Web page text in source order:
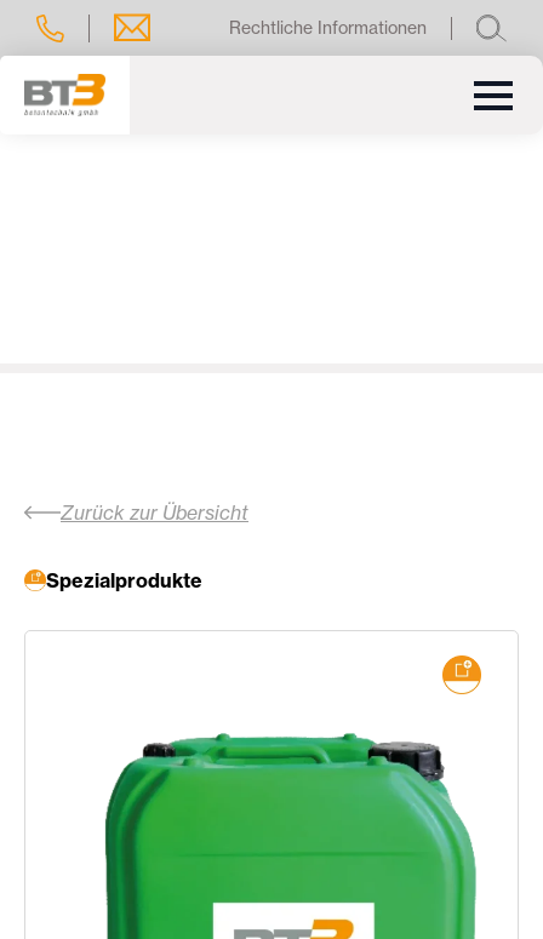
Rechtliche Informationen
Zurück zur Übersicht
Spezialprodukte